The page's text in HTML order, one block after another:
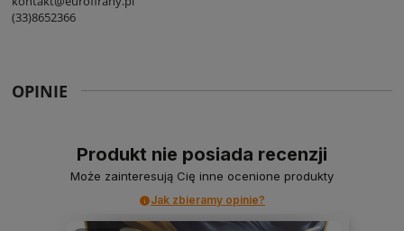
(33)8652366
OPINIE
Produkt nie posiada recenzji
Może zainteresują Cię inne ocenione produkty
Jak zbieramy opinie?